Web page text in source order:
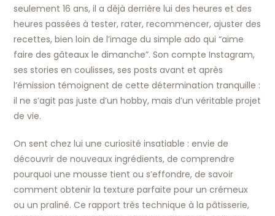
seulement 16 ans, il a déjà derrière lui des heures et des
heures passées à tester, rater, recommencer, ajuster des
recettes, bien loin de l’image du simple ado qui “aime
faire des gâteaux le dimanche”. Son compte Instagram,
ses stories en coulisses, ses posts avant et après
l’émission témoignent de cette détermination tranquille :
il ne s’agit pas juste d’un hobby, mais d’un véritable projet
de vie.​
On sent chez lui une curiosité insatiable : envie de
découvrir de nouveaux ingrédients, de comprendre
pourquoi une mousse tient ou s’effondre, de savoir
comment obtenir la texture parfaite pour un crémeux
ou un praliné. Ce rapport très technique à la pâtisserie,